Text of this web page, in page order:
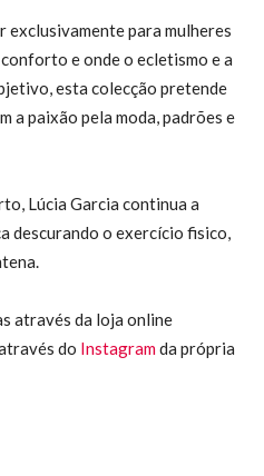
para mulheres
e onde o ecletismo e a
esta colecção pretende
a paixão pela moda, padrões e
Lúcia Garcia continua a
descurando o exercício fisico,
através da loja online
do Instagramda própria